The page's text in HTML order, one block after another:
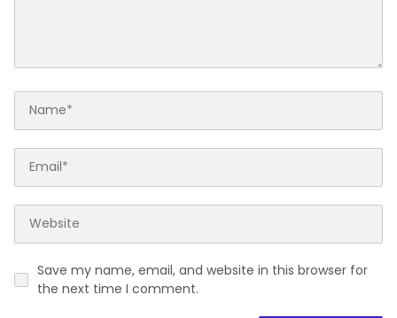
Save my name, email, and website in this browser for
the next time I comment.